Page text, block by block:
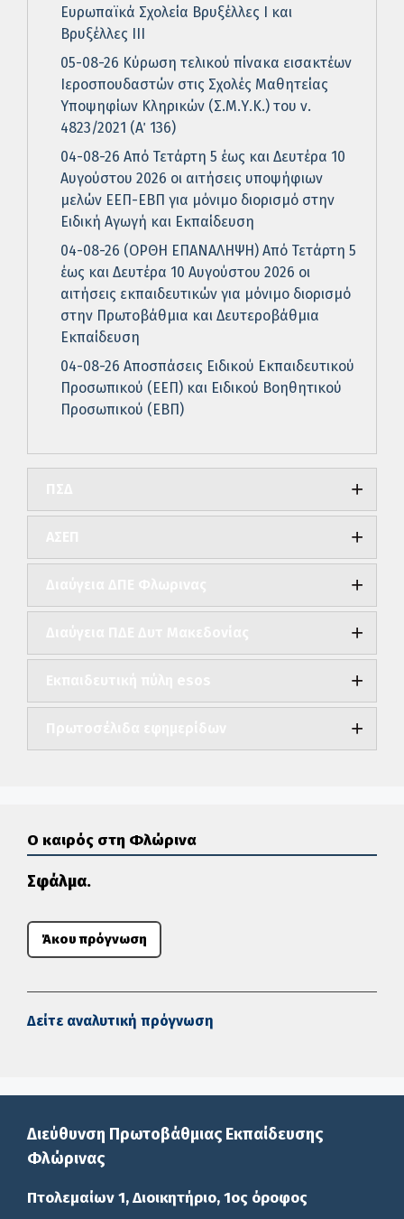
Ευρωπαϊκά Σχολεία Βρυξέλλες Ι και
Βρυξέλλες ΙΙΙ
05-08-26 Κύρωση τελικού πίνακα εισακτέων
Ιεροσπουδαστών στις Σχολές Μαθητείας
Υποψηφίων Κληρικών (Σ.Μ.Υ.Κ.) του ν.
4823/2021 (Α΄ 136)
04-08-26 Από Τετάρτη 5 έως και Δευτέρα 10
Αυγούστου 2026 οι αιτήσεις υποψήφιων
μελών ΕΕΠ-ΕΒΠ για μόνιμο διορισμό στην
Ειδική Αγωγή και Εκπαίδευση
04-08-26 (ΟΡΘΗ ΕΠΑΝΑΛΗΨΗ) Από Τετάρτη 5
έως και Δευτέρα 10 Αυγούστου 2026 οι
αιτήσεις εκπαιδευτικών για μόνιμο διορισμό
στην Πρωτοβάθμια και Δευτεροβάθμια
Εκπαίδευση
04-08-26 Αποσπάσεις Ειδικού Εκπαιδευτικού
Προσωπικού (ΕΕΠ) και Ειδικού Βοηθητικού
Προσωπικού (ΕΒΠ)
Ο καιρός στη Φλώρινα
Σφάλμα.
Άκου πρόγνωση
Δείτε αναλυτική πρόγνωση
Διεύθυνση Πρωτοβάθμιας Εκπαίδευσης
Φλώρινας
Πτολεμαίων 1, Διοικητήριο, 1ος όροφος